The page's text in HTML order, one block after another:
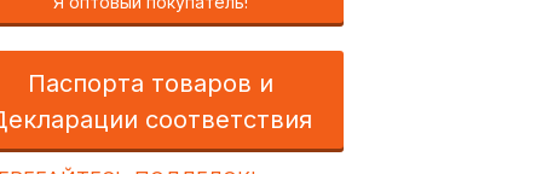
Паспорта товаров и
соответствия